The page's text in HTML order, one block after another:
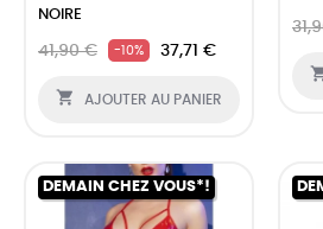
NOIRE
41,90 € -10% 37,71 €
 AJOUTER AU PANIER
DEMAIN CHEZ VOUS*!